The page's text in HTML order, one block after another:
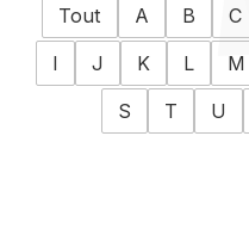
Tout A B C
I
J K L M
S
T U